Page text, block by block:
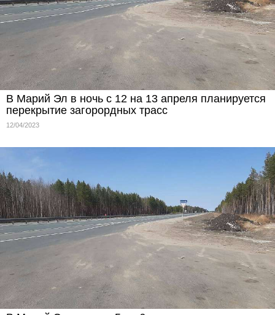
В Марий Эл в ночь с 12 на 13 апреля планируется
перекрытие загорордных трасс
12/04/2023